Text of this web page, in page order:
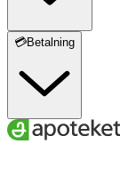
💳Betalning